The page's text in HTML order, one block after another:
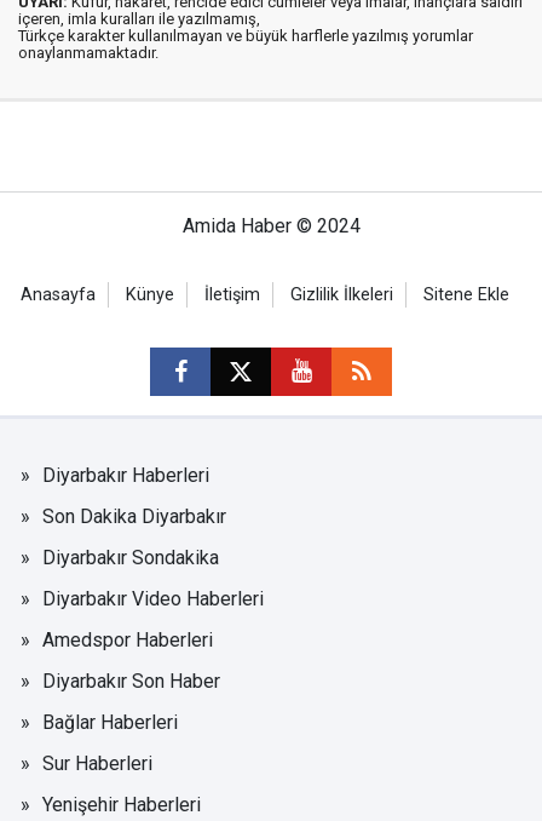
içeren, imla kuralları ile yazılmamış,
Türkçe karakter kullanılmayan ve büyük harflerle yazılmış yorumlar
onaylanmamaktadır.
Amida Haber © 2024
Anasayfa Künye İletişim Gizlilik İlkeleri Sitene Ekle
Diyarbakır Haberleri
Son Dakika Diyarbakır
Diyarbakır Sondakika
Diyarbakır Video Haberleri
Amedspor Haberleri
Diyarbakır Son Haber
Bağlar Haberleri
Sur Haberleri
Yenişehir Haberleri